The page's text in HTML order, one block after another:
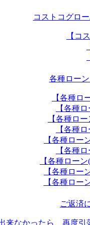
コストコグロ
【コ
各種ローン
【各種ロ
【各種
【各種ロ
【各種
【各種ロー
【各種
【各種ロー
【各種ロー
【各種ロー
ご返済
来なかったら、再度引